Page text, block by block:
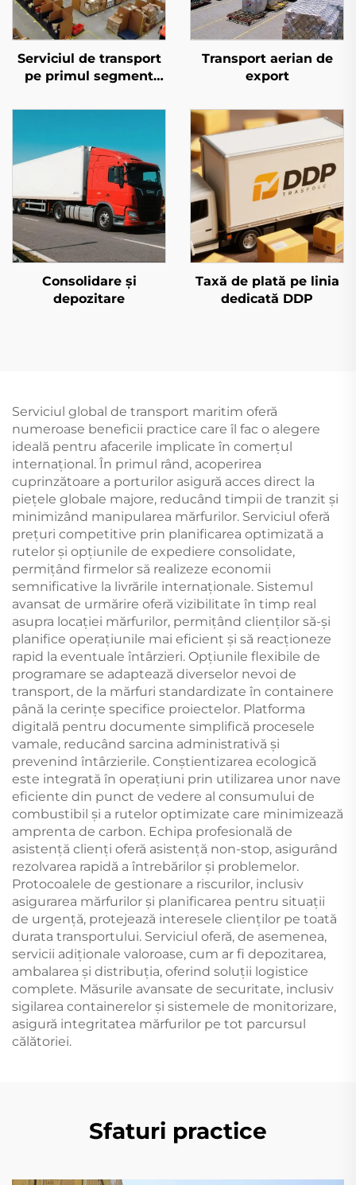
Serviciul de transport
pe primul segment
Transport aerian de
export
Consolidare și
depozitare
Taxă de plată pe linia
dedicată DDP
Serviciul global de transport maritim oferă
numeroase beneficii practice care îl fac o alegere
ideală pentru afacerile implicate în comerțul
internațional. În primul rând, acoperirea
cuprinzătoare a porturilor asigură acces direct la
piețele globale majore, reducând timpii de tranzit și
minimizând manipularea mărfurilor. Serviciul oferă
prețuri competitive prin planificarea optimizată a
rutelor și opțiunile de expediere consolidate,
permițând firmelor să realizeze economii
semnificative la livrările internaționale. Sistemul
avansat de urmărire oferă vizibilitate în timp real
asupra locației mărfurilor, permițând clienților să-și
planifice operațiunile mai eficient și să reacționeze
rapid la eventuale întârzieri. Opțiunile flexibile de
programare se adaptează diverselor nevoi de
transport, de la mărfuri standardizate în containere
până la cerințe specifice proiectelor. Platforma
digitală pentru documente simplifică procesele
vamale, reducând sarcina administrativă și
prevenind întârzierile. Conștientizarea ecologică
este integrată în operațiuni prin utilizarea unor nave
eficiente din punct de vedere al consumului de
combustibil și a rutelor optimizate care minimizează
amprenta de carbon. Echipa profesională de
asistență clienți oferă asistență non-stop, asigurând
rezolvarea rapidă a întrebărilor și problemelor.
Protocoalele de gestionare a riscurilor, inclusiv
asigurarea mărfurilor și planificarea pentru situații
de urgență, protejează interesele clienților pe toată
durata transportului. Serviciul oferă, de asemenea,
servicii adiționale valoroase, cum ar fi depozitarea,
ambalarea și distribuția, oferind soluții logistice
complete. Măsurile avansate de securitate, inclusiv
sigilarea containerelor și sistemele de monitorizare,
asigură integritatea mărfurilor pe tot parcursul
călătoriei.
Sfaturi practice